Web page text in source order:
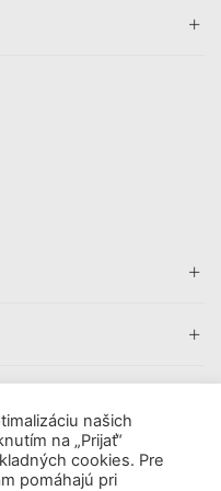
našich
na „Prijať“
cookies. Pre
pomáhajú pri